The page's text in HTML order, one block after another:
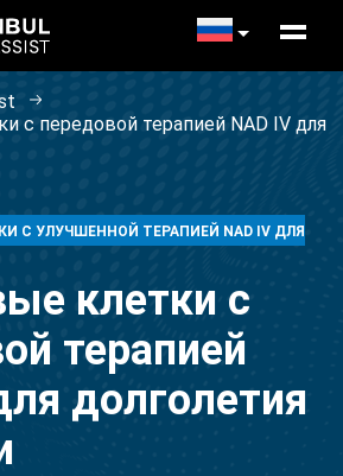
с передовой терапией NAD IV для
С УЛУЧШЕННОЙ ТЕРАПИЕЙ NAD IV ДЛЯ
клетки с
терапией
долголетия